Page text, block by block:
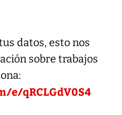
datos, esto nos
sobre trabajos
qRCLGdV0S4